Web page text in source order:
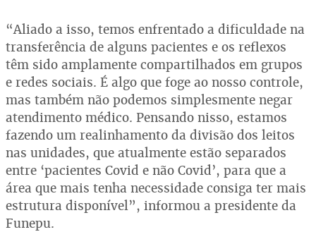
“Aliado a isso, temos enfrentado a dificuldade na
transferência de alguns pacientes e os reflexos
têm sido amplamente compartilhados em grupos
e redes sociais. É algo que foge ao nosso controle,
mas também não podemos simplesmente negar
atendimento médico. Pensando nisso, estamos
fazendo um realinhamento da divisão dos leitos
nas unidades, que atualmente estão separados
entre ‘pacientes Covid e não Covid’, para que a
área que mais tenha necessidade consiga ter mais
estrutura disponível”, informou a presidente da
Funepu.